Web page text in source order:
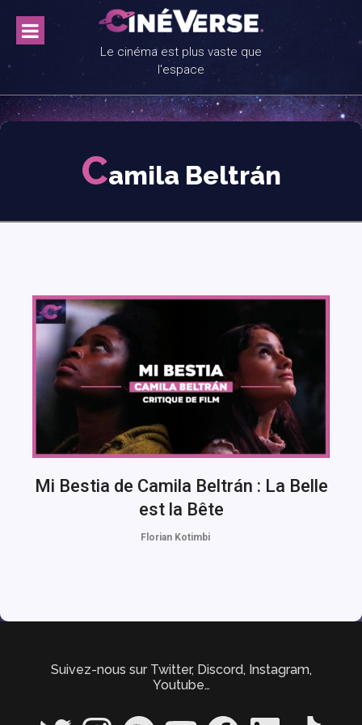
content
Le cinéma est plus vaste que
l'espace
Camila Beltrán
Mi Bestia de Camila Beltrán : La Belle
est la Bête
Florian Kotimbi
Suivez-nous sur Twitter, Discord, Instagram,
Youtube…
Twitter InstagramSpotify YouTube FacebookLinkedIn TikTok